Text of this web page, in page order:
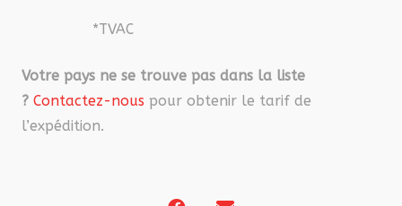
*TVAC
Votre pays ne se trouve pas dans la liste
? Contactez-nous pour obtenir le tarif de
l’expédition.